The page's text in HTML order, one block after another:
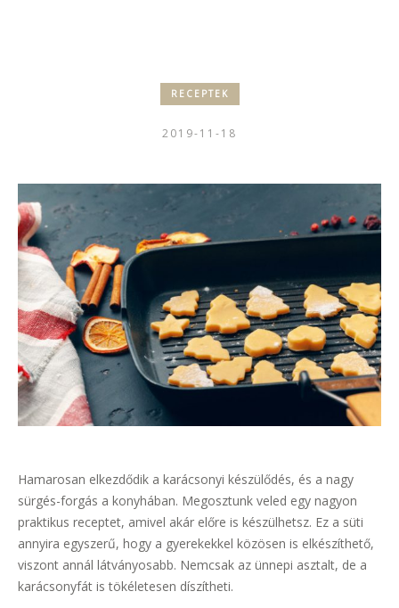
RECEPTEK
2019-11-18
Hamarosan elkezdődik a karácsonyi készülődés, és a nagy
sürgés-forgás a konyhában. Megosztunk veled egy nagyon
praktikus receptet, amivel akár előre is készülhetsz. Ez a süti
annyira egyszerű, hogy a gyerekekkel közösen is elkészíthető,
viszont annál látványosabb. Nemcsak az ünnepi asztalt, de a
karácsonyfát is tökéletesen díszítheti.